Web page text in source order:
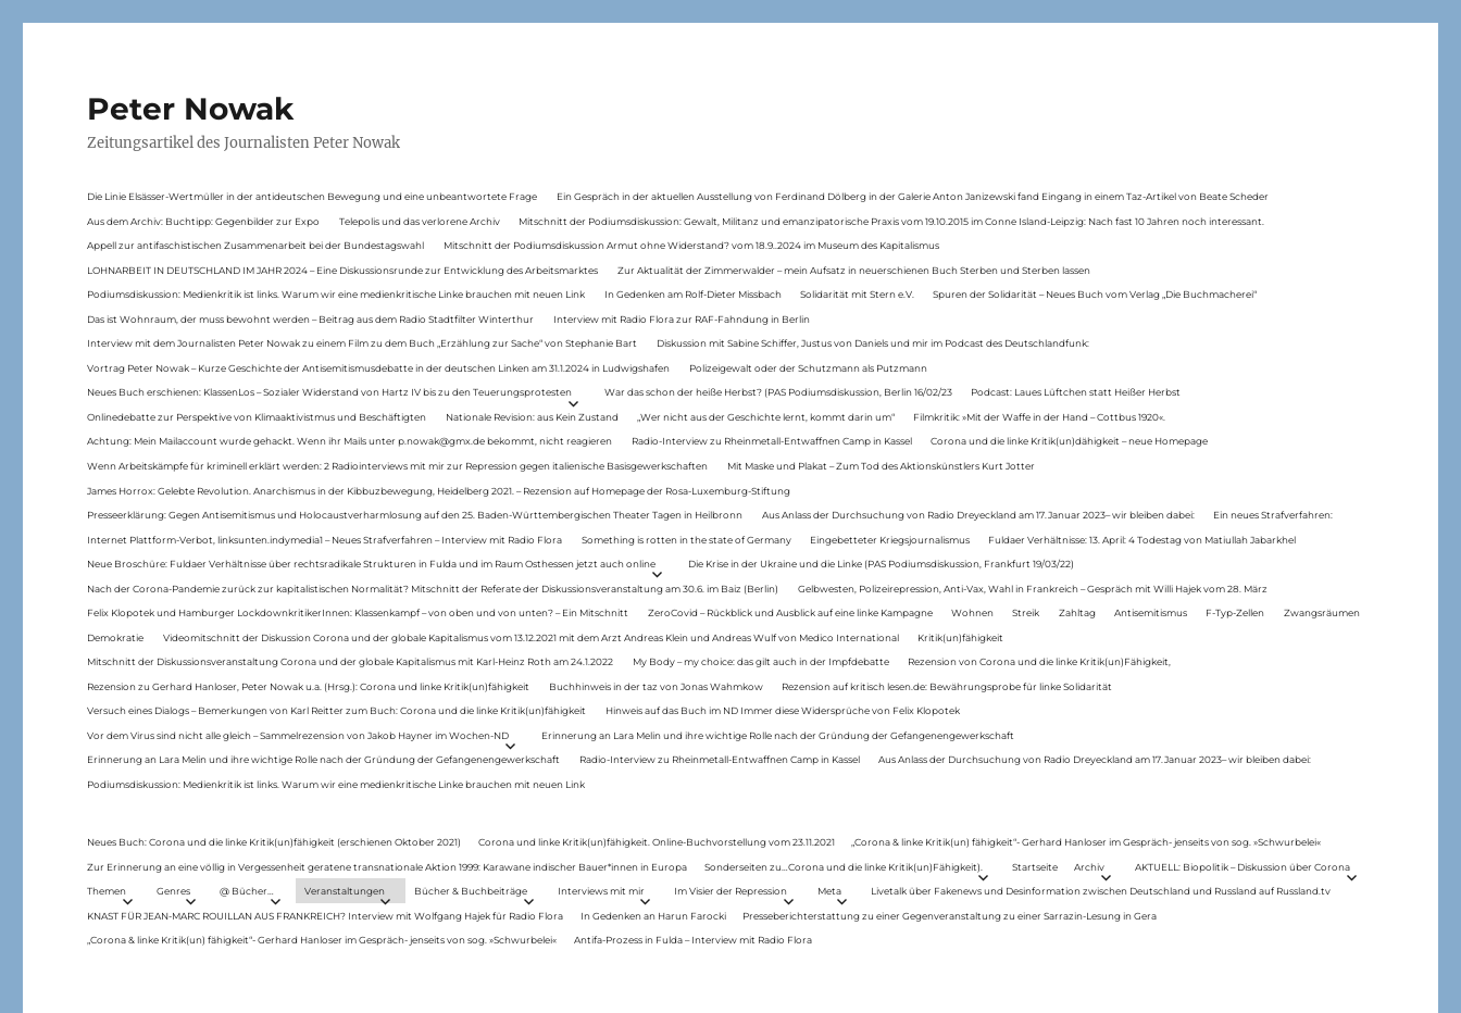
Peter Nowak
Zeitungsartikel des Journalisten Peter Nowak
Die Linie Elsässer-Wertmüller in der antideutschen Bewegung und eine unbeantwortete Frage Ein Gespräch in der aktuellen Ausstellung von Ferdinand Dölberg in der Galerie Anton Janizewski fand Eingang in einem Taz-Artikel von Beate Scheder
Aus dem Archiv: Buchtipp: Gegenbilder zur Expo Telepolis und das verlorene Archiv Mitschnitt der Podiumsdiskussion: Gewalt, Militanz und emanzipatorische Praxis vom 19.10.2015 im Conne Island-Leipzig: Nach fast 10 Jahren noch interessant.
Appell zur antifaschistischen Zusammenarbeit bei der Bundestagswahl Mitschnitt der Podiumsdiskussion Armut ohne Widerstand? vom 18.9..2024 im Museum des Kapitalismus
LOHNARBEIT IN DEUTSCHLAND IM JAHR 2024 – Eine Diskussionsrunde zur Entwicklung des Arbeitsmarktes Zur Aktualität der Zimmerwalder – mein Aufsatz in neuerschienen Buch Sterben und Sterben lassen
Podiumsdiskussion: Medienkritik ist links. Warum wir eine medienkritische Linke brauchen mit neuen Link In Gedenken am Rolf-Dieter Missbach Solidarität mit Stern e.V. Spuren der Solidarität – Neues Buch vom Verlag „Die Buchmacherei“
Das ist Wohnraum, der muss bewohnt werden – Beitrag aus dem Radio Stadtfilter Winterthur Interview mit Radio Flora zur RAF-Fahndung in Berlin
Interview mit dem Journalisten Peter Nowak zu einem Film zu dem Buch „Erzählung zur Sache“ von Stephanie Bart Diskussion mit Sabine Schiffer, Justus von Daniels und mir im Podcast des Deutschlandfunk:
Vortrag Peter Nowak – Kurze Geschichte der Antisemitismusdebatte in der deutschen Linken am 31.1.2024 in Ludwigshafen Polizeigewalt oder der Schutzmann als Putzmann
Neues Buch erschienen: KlassenLos – Sozialer Widerstand von Hartz IV bis zu den Teuerungsprotesten War das schon der heiße Herbst? (PAS Podiumsdiskussion, Berlin 16/02/23 Podcast: Laues Lüftchen statt Heißer Herbst
Onlinedebatte zur Perspektive von Klimaaktivistmus und Beschäftigten Nationale Revision: aus Kein Zustand „Wer nicht aus der Geschichte lernt, kommt darin um“ Filmkritik: »Mit der Waffe in der Hand – Cottbus 1920«.
Achtung: Mein Mailaccount wurde gehackt. Wenn ihr Mails unter p.nowak@gmx.de bekommt, nicht reagieren Radio-Interview zu Rheinmetall-Entwaffnen Camp in Kassel Corona und die linke Kritik(un)dähigkeit – neue Homepage
Wenn Arbeitskämpfe für kriminell erklärt werden: 2 Radiointerviews mit mir zur Repression gegen italienische Basisgewerkschaften Mit Maske und Plakat – Zum Tod des Aktionskünstlers Kurt Jotter
James Horrox: Gelebte Revolution. Anarchismus in der Kibbuzbewegung, Heidelberg 2021. – Rezension auf Homepage der Rosa-Luxemburg-Stiftung
Presseerklärung: Gegen Antisemitismus und Holocaustverharmlosung auf den 25. Baden-Württembergischen Theater Tagen in Heilbronn Aus Anlass der Durchsuchung von Radio Dreyeckland am 17.Januar 2023– wir bleiben dabei: Ein neues Strafverfahren:
Internet Plattform-Verbot, linksunten.indymedia1 – Neues Strafverfahren – Interview mit Radio Flora Something is rotten in the state of Germany Eingebetteter Kriegsjournalismus Fuldaer Verhältnisse: 13. April: 4 Todestag von Matiul­lah Jabarkhel
Neue Broschüre: Fuldaer Verhältnisse über rechtsradikale Strukturen in Fulda und im Raum Osthessen jetzt auch online Die Krise in der Ukraine und die Linke (PAS Podiumsdiskussion, Frankfurt 19/03/22)
Nach der Corona-Pandemie zurück zur kapitalistischen Normalität? Mitschnitt der Referate der Diskussionsveranstaltung am 30.6. im Baiz (Berlin) Gelbwesten, Polizeirepression, Anti-Vax, Wahl in Frankreich – Gespräch mit Willi Hajek vom 28. März
Felix Klopotek und Hamburger LockdownkritikerInnen: Klassenkampf – von oben und von unten? – Ein Mitschnitt ZeroCovid – Rückblick und Ausblick auf eine linke Kampagne Wohnen Streik Zahltag Antisemitismus F-Typ-Zellen Zwangsräumen
Demokratie Videomitschnitt der Diskussion Corona und der globale Kapitalismus vom 13.12.2021 mit dem Arzt Andreas Klein und Andreas Wulf von Medico International Kritik(un)fähigkeit
Mitschnitt der Diskussionsveranstaltung Corona und der globale Kapitalismus mit Karl-Heinz Roth am 24.1.2022 My Body – my choice: das gilt auch in der Impfdebatte Rezension von Corona und die linke Kritik(un)Fähigkeit,
Rezension zu Gerhard Hanloser, Peter Nowak u.a. (Hrsg.): Corona und linke Kritik(un)fähigkeit Buchhinweis in der taz von Jonas Wahmkow Rezension auf kritisch lesen.de: Bewährungsprobe für linke Solidarität
Versuch eines Dialogs – Bemerkungen von Karl Reitter zum Buch: Corona und die linke Kritik(un)fähigkeit Hinweis auf das Buch im ND Immer diese Widersprüche von Felix Klopotek
Vor dem Virus sind nicht alle gleich – Sammelrezension von Jakob Hayner im Wochen-ND Erinnerung an Lara Melin und ihre wichtige Rolle nach der Gründung der Gefangenengewerkschaft
Erinnerung an Lara Melin und ihre wichtige Rolle nach der Gründung der Gefangenengewerkschaft Radio-Interview zu Rheinmetall-Entwaffnen Camp in Kassel Aus Anlass der Durchsuchung von Radio Dreyeckland am 17.Januar 2023– wir bleiben dabei:
Podiumsdiskussion: Medienkritik ist links. Warum wir eine medienkritische Linke brauchen mit neuen Link
Neues Buch: Corona und die linke Kritik(un)fähigkeit (erschienen Oktober 2021) Corona und linke Kritik(un)fähigkeit. Online-Buchvorstellung vom 23.11.2021 „Corona & linke Kritik(un) fähigkeit“- Gerhard Hanloser im Gespräch- jenseits von sog. »Schwurbelei«
Zur Erinnerung an eine völlig in Vergessenheit geratene transnationale Aktion 1999: Karawane indischer Bauer*innen in Europa Sonderseiten zu…Corona und die linke Kritik(un)Fähigkeit). Startseite Archiv AKTUELL: Biopolitik – Diskussion über Corona
Themen Genres @ Bücher… Veranstaltungen Bücher & Buchbeiträge Interviews mit mir Im Visier der Repression Meta Livetalk über Fakenews und Desinformation zwischen Deutschland und Russland auf Russland.tv
KNAST FÜR JEAN-MARC ROUILLAN AUS FRANKREICH? Interview mit Wolfgang Hajek für Radio Flora In Gedenken an Harun Farocki Presseberichterstattung zu einer Gegenveranstaltung zu einer Sarrazin-Lesung in Gera
„Corona & linke Kritik(un) fähigkeit“- Gerhard Hanloser im Gespräch- jenseits von sog. »Schwurbelei« Antifa-Prozess in Fulda – Interview mit Radio Flora